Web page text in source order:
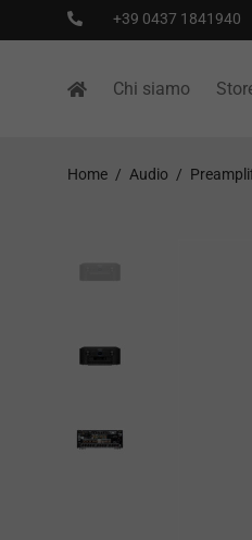
+39 0437 1841940
Chi siamo
Home / Audio /